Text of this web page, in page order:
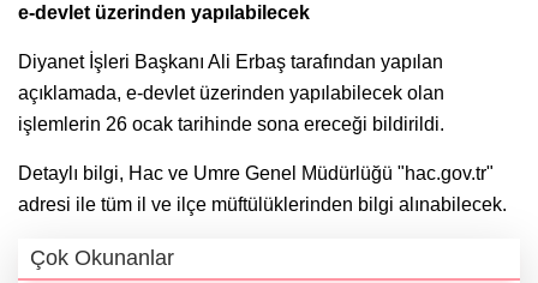
e-devlet üzerinden yapılabilecek
Diyanet İşleri Başkanı Ali Erbaş tarafından yapılan
açıklamada, e-devlet üzerinden yapılabilecek olan
işlemlerin 26 ocak tarihinde sona ereceği bildirildi.
Detaylı bilgi, Hac ve Umre Genel Müdürlüğü "hac.gov.tr"
adresi ile tüm il ve ilçe müftülüklerinden bilgi alınabilecek.
Çok Okunanlar